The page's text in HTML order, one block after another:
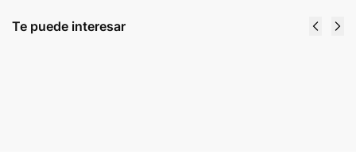
Te puede interesar